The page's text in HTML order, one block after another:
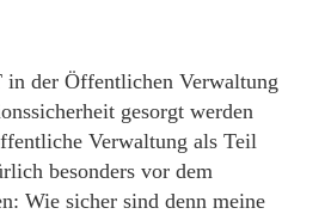
der Öffentlichen Verwaltung
gesorgt werden
Verwaltung als Teil
besonders vor dem
Wie sicher sind denn meine